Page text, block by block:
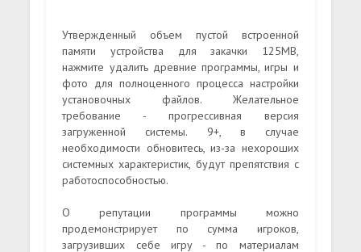
Утвержденный объем пустой встроенной
памяти устройства для закачки 125MB,
нажмите удалить древние программы, игры и
фото для полноценного процесса настройки
установочных файлов. Желательное
требование - прогрессивная версия
загруженной системы. 9+, в случае
необходимости обновитесь, из-за нехороших
системных характеристик, будут препятствия с
работоспособностью.
О репутации программы можно
продемонстрирует по сумма игроков,
загрузивших себе игру - по материалам